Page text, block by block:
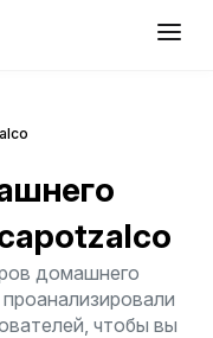
домашнего
чтобы вы